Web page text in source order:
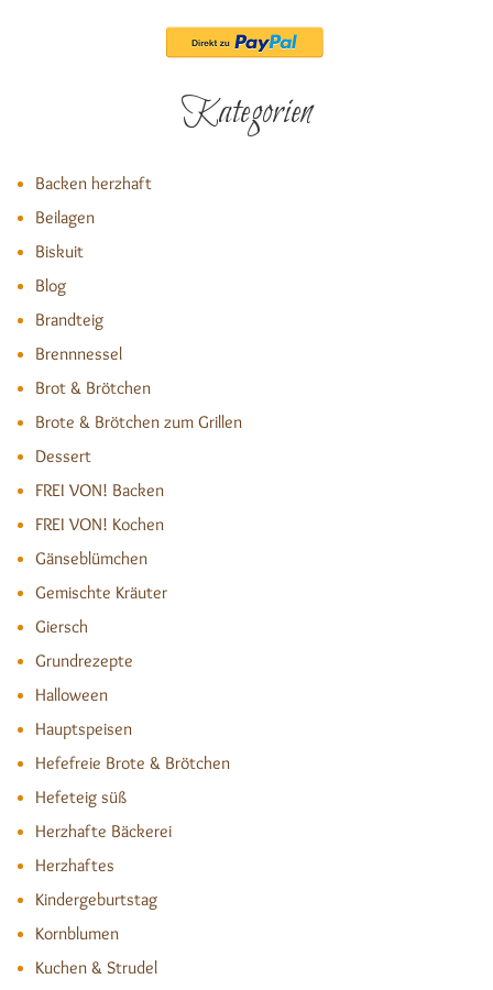
Kategorien
Backen herzhaft
Beilagen
Biskuit
Blog
Brandteig
Brennnessel
Brot & Brötchen
Brote & Brötchen zum Grillen
Dessert
FREI VON! Backen
FREI VON! Kochen
Gänseblümchen
Gemischte Kräuter
Giersch
Grundrezepte
Halloween
Hauptspeisen
Hefefreie Brote & Brötchen
Hefeteig süß
Herzhafte Bäckerei
Herzhaftes
Kindergeburtstag
Kornblumen
Kuchen & Strudel